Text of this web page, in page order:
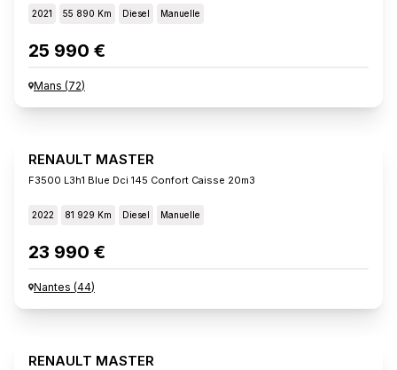
2021 55 890 Km Diesel Manuelle
25 990 €
Mans (72)
RENAULT MASTER
F3500 L3h1 Blue Dci 145 Confort Caisse 20m3
2022 81 929 Km Diesel Manuelle
23 990 €
Nantes (44)
RENAULT MASTER